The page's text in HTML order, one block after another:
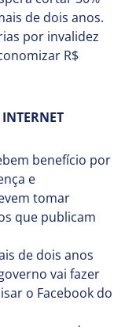
de dois anos.
por invalidez
R$
benefício por
e
tomar
que publicam
de dois anos
vai fazer
o Facebook do